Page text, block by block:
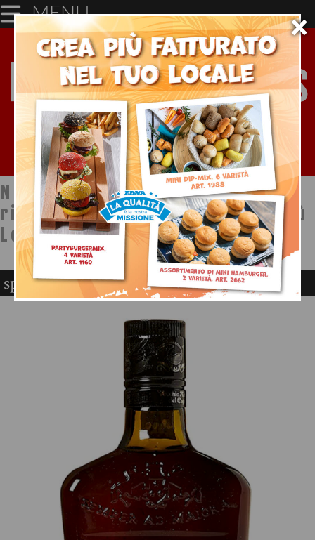
×
MENU
Notizie dal mondo della
ristorazione a cura di Ristopiù
Lombardia SpA
spiriti eccellenti horeca